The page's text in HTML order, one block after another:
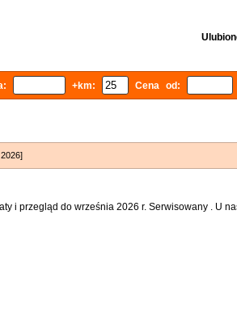
+km: Cena od:
i przegląd do września 2026 r. Serwisowany . U